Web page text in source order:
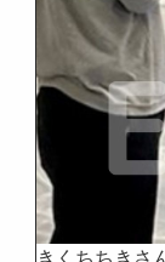
きくちちき